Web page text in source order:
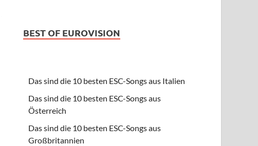
BEST OF EUROVISION
Das sind die 10 besten ESC-Songs aus Italien
Das sind die 10 besten ESC-Songs aus
Österreich
Das sind die 10 besten ESC-Songs aus
Großbritannien